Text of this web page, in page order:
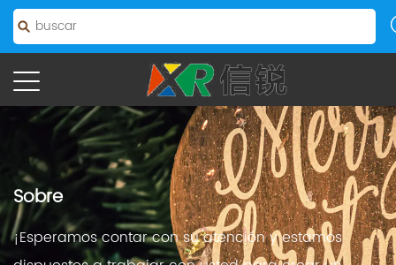
Sobre
¡Esperamos contar con su atención y estamos